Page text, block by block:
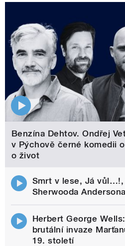
Benzína Dehtov. Ondřej
v Pýchově černé komedii
o život
Smrt v lese, Já vůl…!,
Sherwooda Andersona
Herbert George
brutální invaze
19. století